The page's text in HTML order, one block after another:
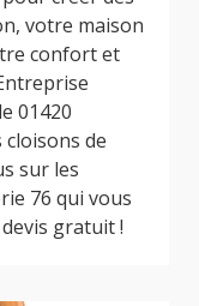
votre maison
confort et
01420
de
sur les
76 qui vous
gratuit !